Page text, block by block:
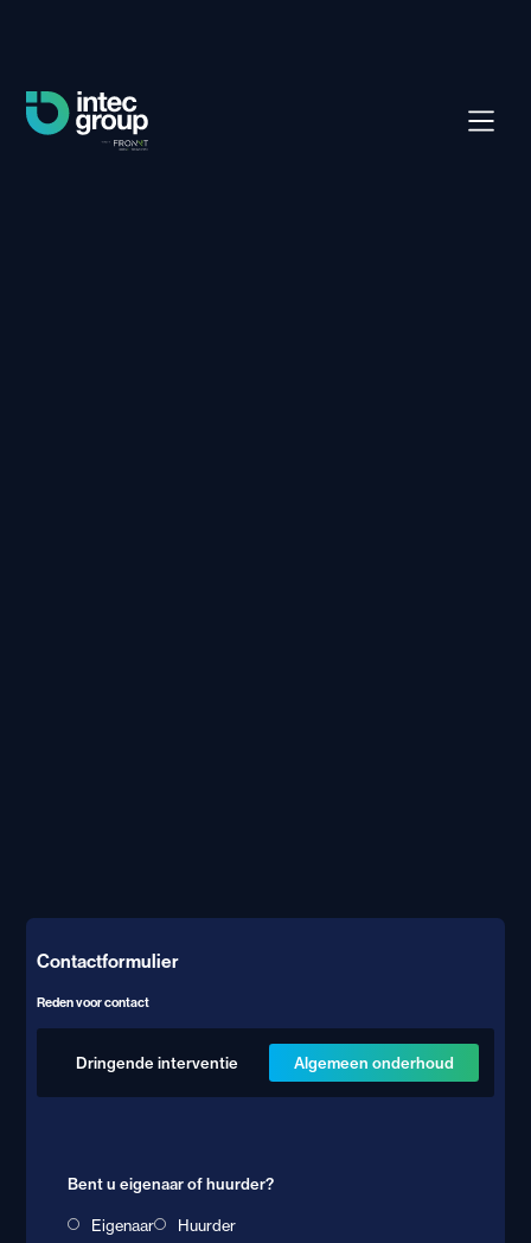
Contactformulier
Reden voor contact
Dringende interventie Algemeen onderhoud
Bent u eigenaar of huurder?
Eigenaar
Huurder